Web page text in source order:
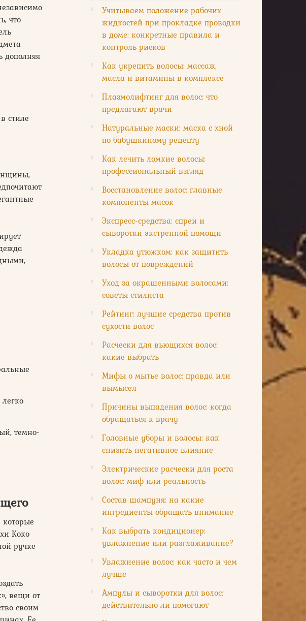
что
дополняя
стиле
темно-
Коко
ручке
вещи от
своим
Учитываем положение рабочих
жидкостей при прокладке проводки
в доме: конкретные правила и
контроль рисков
Как укрепить волосы: массаж,
масла и витамины в комплексе
Плазмолифтинг для волос: что
предлагают врачи
Натуральные маски: маска с хной
по бабушкиному рецепту
Как лечить ломкие волосы:
профессиональный взгляд
Восстановление волос: главные
компоненты масок
Экспресс-средства: спреи и
сыворотки экстренной помощи
Укладка утюжком: как защитить
волосы от повреждений
Уход за окрашенными волосами:
советы стилиста
Рейтинг: лучшие средства против
сухости волос
Расчески для вьющихся волос:
какие выбрать
Мифы о мытье волос: правда или
вымысел
Причины выпадения волос: когда
обращаться к врачу
Головные уборы и волосы: как
снизить негативное влияние
Электрические расчески для роста
волос: миф или реальность
Состав шампуня: на какие
ингредиенты обращать внимание
Как выбрать кондиционер:
увлажнение или разглаживание?
Увлажнение волос: как часто и чем
лучше
Ампулы и сыворотки для волос:
действительно ли помогают